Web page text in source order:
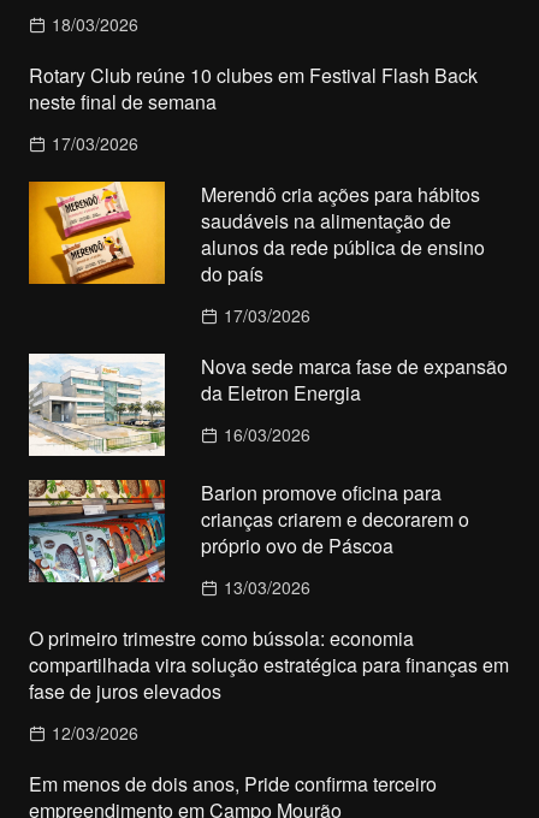
18/03/2026
Rotary Club reúne 10 clubes em Festival Flash Back
neste final de semana
17/03/2026
Merendô cria ações para hábitos
saudáveis na alimentação de
alunos da rede pública de ensino
do país
17/03/2026
Nova sede marca fase de expansão
da Eletron Energia
16/03/2026
Barion promove oficina para
crianças criarem e decorarem o
próprio ovo de Páscoa
13/03/2026
O primeiro trimestre como bússola: economia
compartilhada vira solução estratégica para finanças em
fase de juros elevados
12/03/2026
Em menos de dois anos, Pride confirma terceiro
empreendimento em Campo Mourão